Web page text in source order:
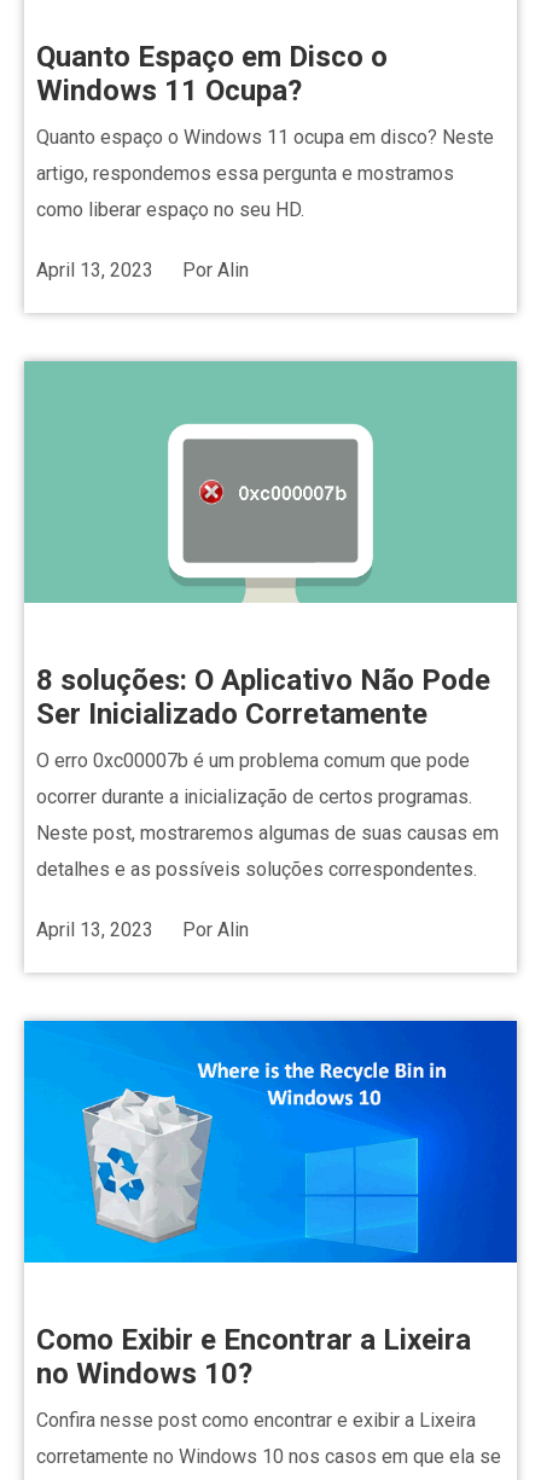
Quanto Espaço em Disco o
Windows 11 Ocupa?
Quanto espaço o Windows 11 ocupa em disco? Neste
artigo, respondemos essa pergunta e mostramos
como liberar espaço no seu HD.
April 13, 2023 Por Alin
8 soluções: O Aplicativo Não Pode
Ser Inicializado Corretamente
O erro 0xc00007b é um problema comum que pode
ocorrer durante a inicialização de certos programas.
Neste post, mostraremos algumas de suas causas em
detalhes e as possíveis soluções correspondentes.
April 13, 2023 Por Alin
Como Exibir e Encontrar a Lixeira
no Windows 10?
Confira nesse post como encontrar e exibir a Lixeira
corretamente no Windows 10 nos casos em que ela se